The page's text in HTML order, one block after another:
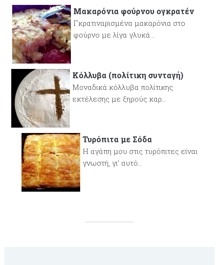
Μακαρόνια φούρνου ογκρατέν
Γκρατιναρισμένα μακαρόνια στο
φούρνο με λίγα γλυκά...
Κόλλυβα (πολίτικη συνταγή)
Μοναδικά κόλλυβα πολίτικης
εκτέλεσης με ξηρούς καρ...
Τυρόπιτα με Σόδα
Η αγάπη μου στις τυρόπιτες είναι
γνωστή, γι’ αυτό...